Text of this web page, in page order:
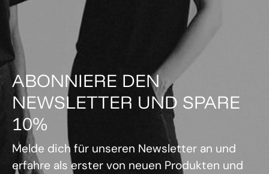
ABONNIERE DEN
NEWSLETTER UND SPARE
10%
Melde dich für unseren Newsletter an und
erfahre als erster von neuen Produkten und